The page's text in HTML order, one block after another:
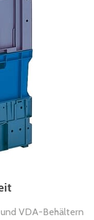
VDA-Behältern